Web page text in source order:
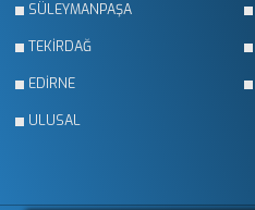
SÜLEYMANPAŞA
TEKİRDAĞ
EDİRNE
ULUSAL